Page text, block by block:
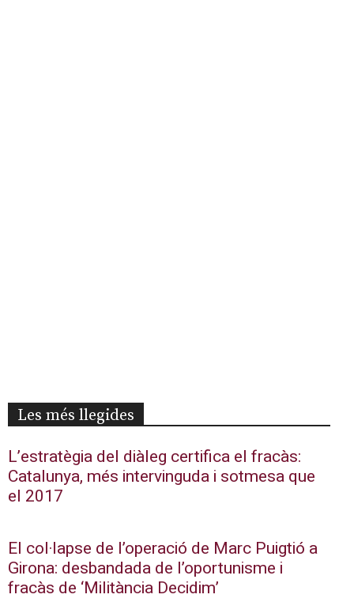
Les més llegides
L’estratègia del diàleg certifica el fracàs:
Catalunya, més intervinguda i sotmesa que
el 2017
El col·lapse de l’operació de Marc Puigtió a
Girona: desbandada de l’oportunisme i
fracàs de ‘Militància Decidim’